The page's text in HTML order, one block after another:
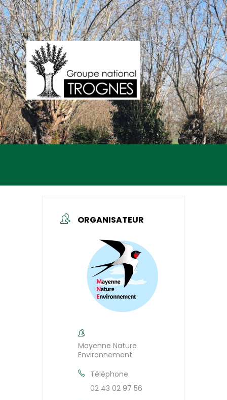
ORGANISATEUR
Mayenne Nature
Environnement
Téléphone
02 43 02 97 56